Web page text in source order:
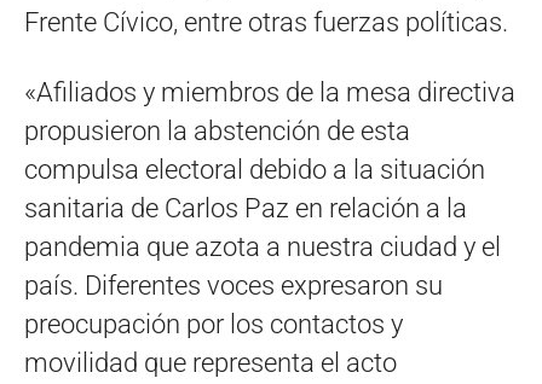
Frente Cívico, entre otras fuerzas políticas.
«Afiliados y miembros de la mesa directiva
propusieron la abstención de esta
compulsa electoral debido a la situación
sanitaria de Carlos Paz en relación a la
pandemia que azota a nuestra ciudad y el
país. Diferentes voces expresaron su
preocupación por los contactos y
movilidad que representa el acto